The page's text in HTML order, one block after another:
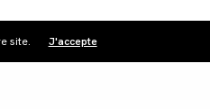
site. J'accepte